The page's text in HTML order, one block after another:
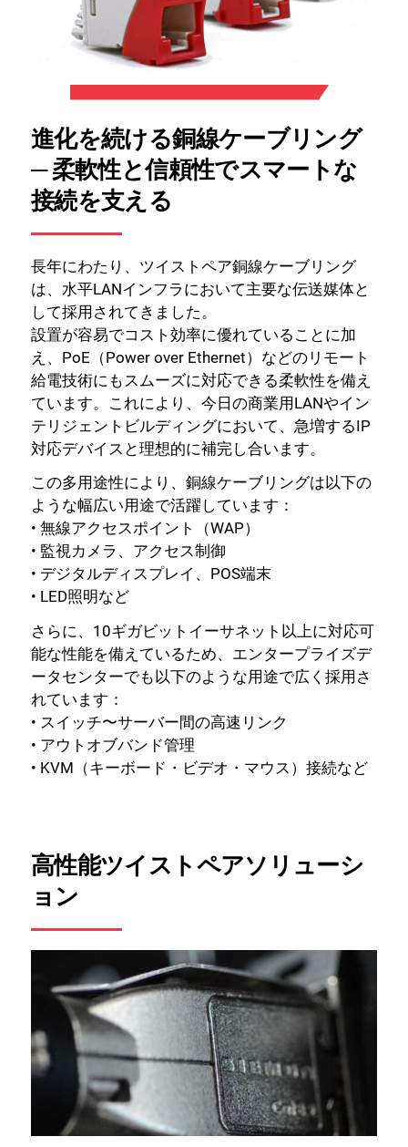
進化を続ける銅線ケーブリング
─ 柔軟性と信頼性でスマートな
接続を支える
長年にわたり、ツイストペア銅線ケーブリング
は、水平LANインフラにおいて主要な伝送媒体と
して採用されてきました。
設置が容易でコスト効率に優れていることに加
え、PoE（Power over Ethernet）などのリモート
給電技術にもスムーズに対応できる柔軟性を備え
ています。これにより、今日の商業用LANやイン
テリジェントビルディングにおいて、急増するIP
対応デバイスと理想的に補完し合います。
この多用途性により、銅線ケーブリングは以下の
ような幅広い用途で活躍しています：
• 無線アクセスポイント（WAP）
• 監視カメラ、アクセス制御
• デジタルディスプレイ、POS端末
• LED照明など
さらに、10ギガビットイーサネット以上に対応可
能な性能を備えているため、エンタープライズデ
ータセンターでも以下のような用途で広く採用さ
れています：
• スイッチ〜サーバー間の高速リンク
• アウトオブバンド管理
• KVM（キーボード・ビデオ・マウス）接続など
高性能ツイストペアソリューシ
ョン